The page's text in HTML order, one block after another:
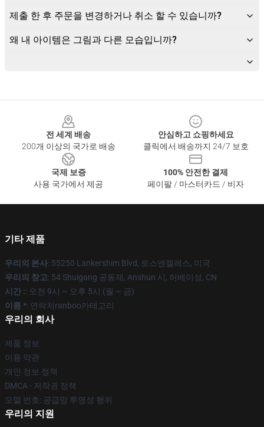
제출 한 후 주문을 변경하거나 취소 할 수 있습니까?
왜 내 아이템은 그림과 다른 모습입니까?
전 세계 배송
200개 이상의 국가로 배송
안심하고 쇼핑하세요
클릭에서 배송까지 24/7 보호
국제 보증
사용 국가에서 제공
100% 안전한 결제
페이팔 / 마스터카드 / 비자
기타 제품
우리의 본사: 55250 Lankershim Blvd, 로스앤젤레스, 미국
우리의 창고: 54 Shuigang 공동체, Anshun 시, 허베이성, CN
시간 :: 오전 9시 ~ 오후 5시 (월 ~ 금)
이름 *: 연락처ranboo카테고리
우리의 회사
제품 정보
이용 약관
개인 정보 정책
DMCA - 저작권 정책
모델 번호: 공급망 투명성 행위
우리의 지원